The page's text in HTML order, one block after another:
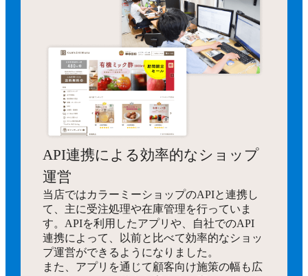
API連携による効率的なショップ
運営
当店ではカラーミーショップのAPIと連携し
て、主に受注処理や在庫管理を行っていま
す。APIを利用したアプリや、自社でのAPI
連携によって、以前と比べて効率的なショッ
プ運営ができるようになりました。
また、アプリを通じて顧客向け施策の幅も広